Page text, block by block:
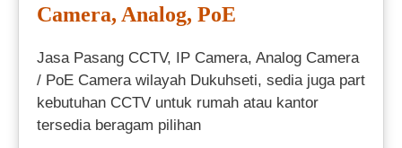
Camera, Analog, PoE
Jasa Pasang CCTV, IP Camera, Analog Camera
/ PoE Camera wilayah Dukuhseti, sedia juga part
kebutuhan CCTV untuk rumah atau kantor
tersedia beragam pilihan